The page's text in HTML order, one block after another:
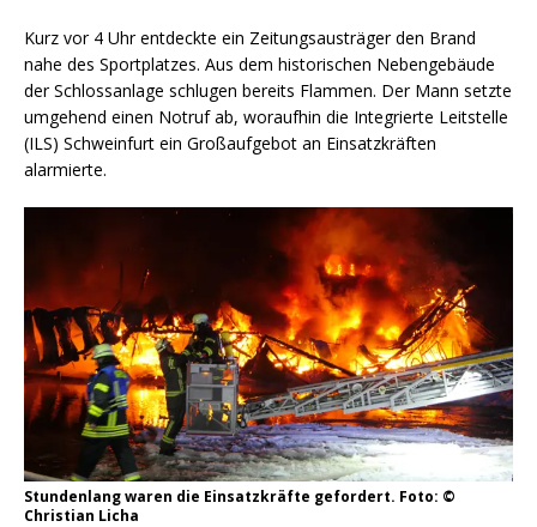
Kurz vor 4 Uhr entdeckte ein Zeitungsausträger den Brand
nahe des Sportplatzes. Aus dem historischen Nebengebäude
der Schlossanlage schlugen bereits Flammen. Der Mann setzte
umgehend einen Notruf ab, woraufhin die Integrierte Leitstelle
(ILS) Schweinfurt ein Großaufgebot an Einsatzkräften
alarmierte.
Stundenlang waren die Einsatzkräfte gefordert. Foto: ©
Christian Licha